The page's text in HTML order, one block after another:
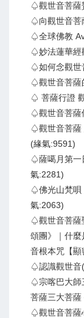
♤觀世音菩薩
♤向觀世音菩
♤全球佛教
♤妙法蓮華經
♤如何念觀世
♤觀世音菩薩
♤ 菩薩行證
♤觀世音菩薩
♤觀世音菩薩
(緣氣:9591)
♤薩噶月第一
氣:2281)
♤佛光山梵唄
氣:2063)
♤觀世音菩薩
頌團》｜什
音根本咒【
♤認識觀世音
♤宗喀巴大師
菩薩三大菩
♤觀世音菩薩